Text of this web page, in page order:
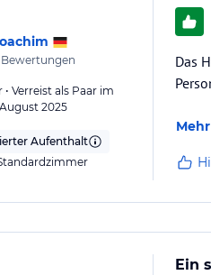
• Verreist als Paar im
August 2025
Aufenthalt
Das
Ein